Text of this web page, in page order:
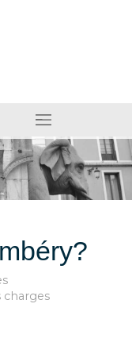
charges